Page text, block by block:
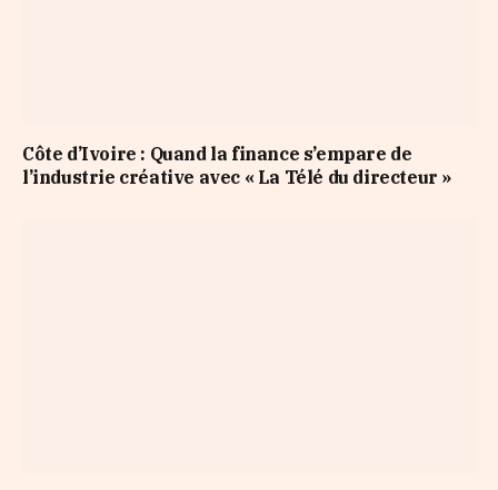
Côte d’Ivoire : Quand la finance s’empare de
l’industrie créative avec « La Télé du directeur »